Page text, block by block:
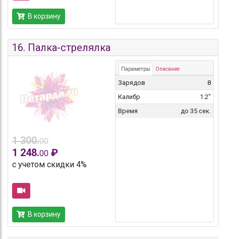
В корзину
16. Палка-стрелялка
1 300.00
1 248.00 ₽
с учетом скидки 4%
В корзину
Параметры Описание
Зарядов
8
Калибр
1.2"
Время
до 35 сек.